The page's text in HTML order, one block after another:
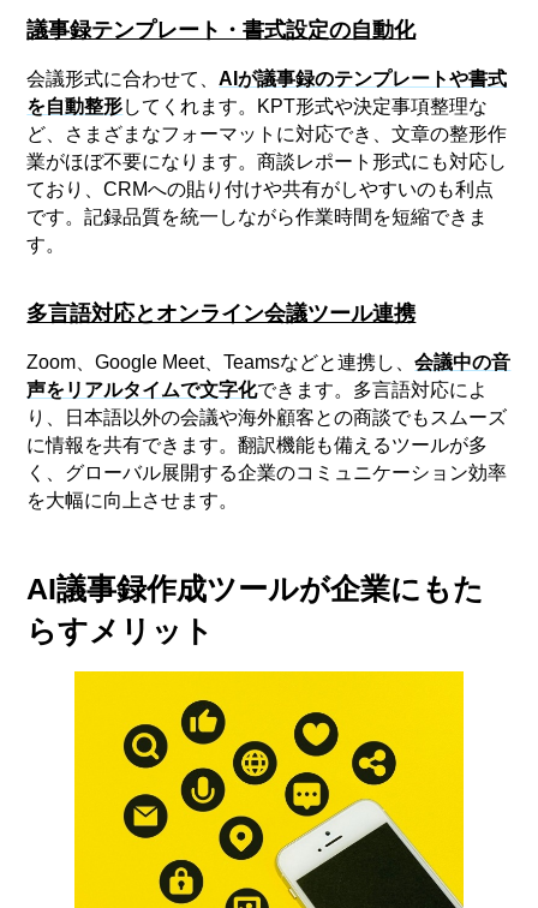
議事録テンプレート・書式設定の自動化
会議形式に合わせて、AIが議事録のテンプレートや書式
を自動整形してくれます。KPT形式や決定事項整理な
ど、さまざまなフォーマットに対応でき、文章の整形作
業がほぼ不要になります。商談レポート形式にも対応し
ており、CRMへの貼り付けや共有がしやすいのも利点
です。記録品質を統一しながら作業時間を短縮できま
す。
多言語対応とオンライン会議ツール連携
Zoom、Google Meet、Teamsなどと連携し、会議中の音
声をリアルタイムで文字化できます。多言語対応によ
り、日本語以外の会議や海外顧客との商談でもスムーズ
に情報を共有できます。翻訳機能も備えるツールが多
く、グローバル展開する企業のコミュニケーション効率
を大幅に向上させます。
AI議事録作成ツールが企業にもた
らすメリット